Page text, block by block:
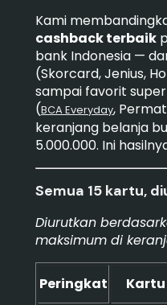
Kami
cashback terbaik
bank Indonesia —
(Skorcard, Jenius,
sampai favorit
(BCA Everyday,
keranjang belanja
5.000.000. Ini
Semua 15 kartu,
Diurutkan
maksimum di
Peringkat Kartu